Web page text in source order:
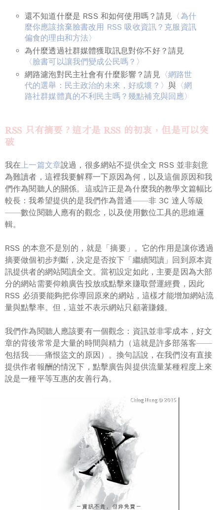
還不知道什麼是 RSS 和如何使用嗎？請見 〈為什
麼你應該捨棄臉書改用 RSS 吸收資訊？克服資訊
偏食的理由和方法〉
為什麼透過社群媒體獲取訊息對你不好？請見
〈臉書可以讓我們變成公民嗎？〉
網路濾泡對民主社會有什麼影響？請見 〈網路世
代的選舉：民主政治的未來，好或壞？〉 與 〈網
路社群媒體真的不利民主嗎？幾點補充與回應〉
RSS 只有摘要？這才是 RSS 的初衷，但是可以突
破
我在上一篇文章說過，很多網站不提供全文 RSS 並非刻意
為難讀者，這裡我要解釋一下原因為何，以及這個原因和我
們作為閱聽人的關係。這或許正是為什麼我的教學文篇幅比
較長：我希望提供的是我們作為普通——非 3C 達人等級
——數位閱聽人應有的觀念，以及使用數位工具的思維邏
輯。
RSS 的本意不是別的，就是「摘要」。它的作用是讓你透過
摘要做個初步判斷，決定是否按下「繼續閱讀」回到原本資
訊提供者的網站閱讀全文。 當初設定如此，主要是因為大部
分的網站需要仰賴廣告投放或點擊來賺取營運經費，因此
RSS 必須要能夠把你導回原來的網站，這樣才能增加網站流
量與點擊率。 但，這並不表示網站只顧著賺錢。
我們作為閱聽人應該要有一個觀念：資訊並非零成本，好文
章的背後常常是大量的時間與精力 （這就是許多部落客——
包括我——痛恨盜文的原因）。換句話說，在我們沒有直接
提供作者報酬的情況下，點擊廣告與提供流量某種程度上來
說是一種平等互惠的友善行為。